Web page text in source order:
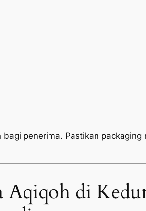
penerima. Pastikan packaging
Aqiqoh di